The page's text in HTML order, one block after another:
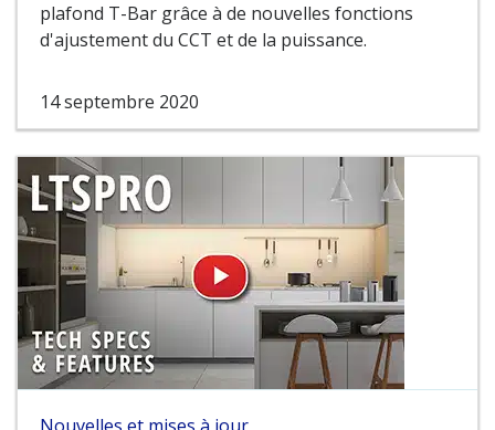
plafond T-Bar grâce à de nouvelles fonctions
d'ajustement du CCT et de la puissance.
14 septembre 2020